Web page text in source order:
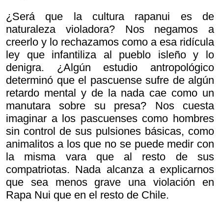
¿Será que la cultura rapanui es de
naturaleza violadora? Nos negamos a
creerlo y lo rechazamos como a esa ridícula
ley que infantiliza al pueblo isleño y lo
denigra. ¿Algún estudio antropológico
determinó que el pascuense sufre de algún
retardo mental y de la nada cae como un
manutara sobre su presa? Nos cuesta
imaginar a los pascuenses como hombres
sin control de sus pulsiones básicas, como
animalitos a los que no se puede medir con
la misma vara que al resto de sus
compatriotas. Nada alcanza a explicarnos
que sea menos grave una violación en
Rapa Nui que en el resto de Chile.